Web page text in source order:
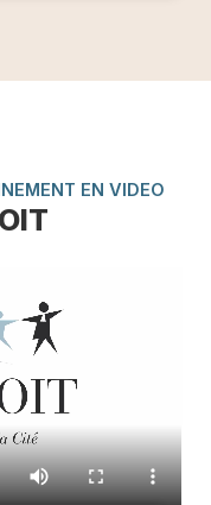
EN VIDEO